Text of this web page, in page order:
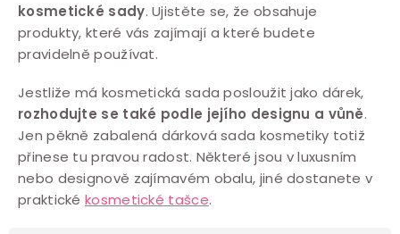
kosmetické sady. Ujistěte se, že obsahuje
produkty, které vás zajímají a které budete
pravidelně používat.
Jestliže má kosmetická sada posloužit jako dárek,
rozhodujte se také podle jejího designu a vůně.
Jen pěkně zabalená dárková sada kosmetiky totiž
přinese tu pravou radost. Některé jsou v luxusním
nebo designově zajímavém obalu, jiné dostanete v
praktické kosmetické tašce.